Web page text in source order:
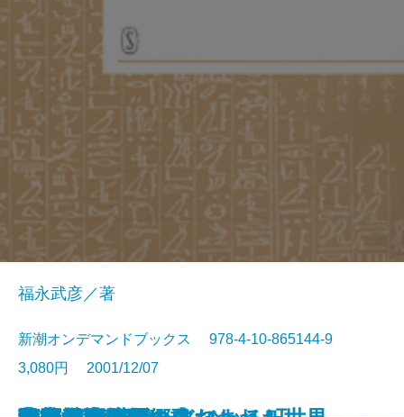
福永武彦／著
新潮オンデマンドブックス 978-4-10-865144-9
3,080円 2001/12/07